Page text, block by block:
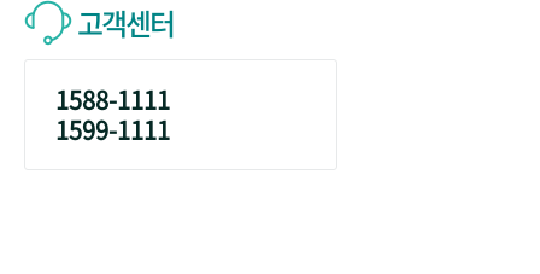
고객센터
1588-1111
1599-1111